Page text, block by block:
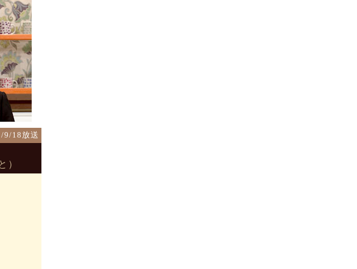
9/18放送
）